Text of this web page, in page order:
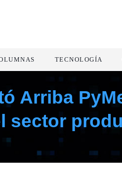
TECNOLOGÍA
Arriba
sector